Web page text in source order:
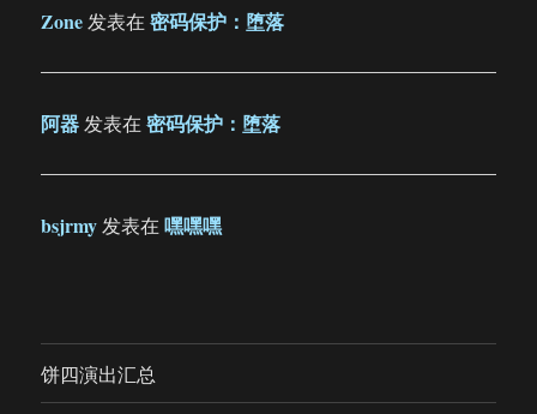
Zone发表在密码保护：堕落
阿器发表在密码保护：堕落
bsjrmy发表在嘿嘿嘿
饼四演出汇总